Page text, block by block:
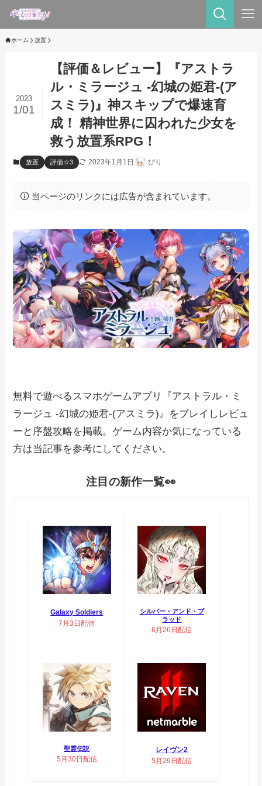
ホーム 放置
【評価＆レビュー】『アストラ
ル・ミラージュ -幻城の姫君-(ア
スミラ)』神スキップで爆速育
成！ 精神世界に囚われた少女を
救う放置系RPG！
2023
1/01
放置 評価☆3 2023年1月1日 ぴり
当ページのリンクには広告が含まれています。
無料で遊べるスマホゲームアプリ『アストラル・ミ
ラージュ -幻城の姫君-(アスミラ)』をプレイしレビュ
ーと序盤攻略を掲載。ゲーム内容か気になっている
方は当記事を参考にしてください。
注目の新作一覧👀
Galaxy Soldiers
7月3日配信
シルバー・アンド・ブ
ラッド
6月26日配信
聖霊伝説
5月30日配信
レイヴン2
5月29日配信